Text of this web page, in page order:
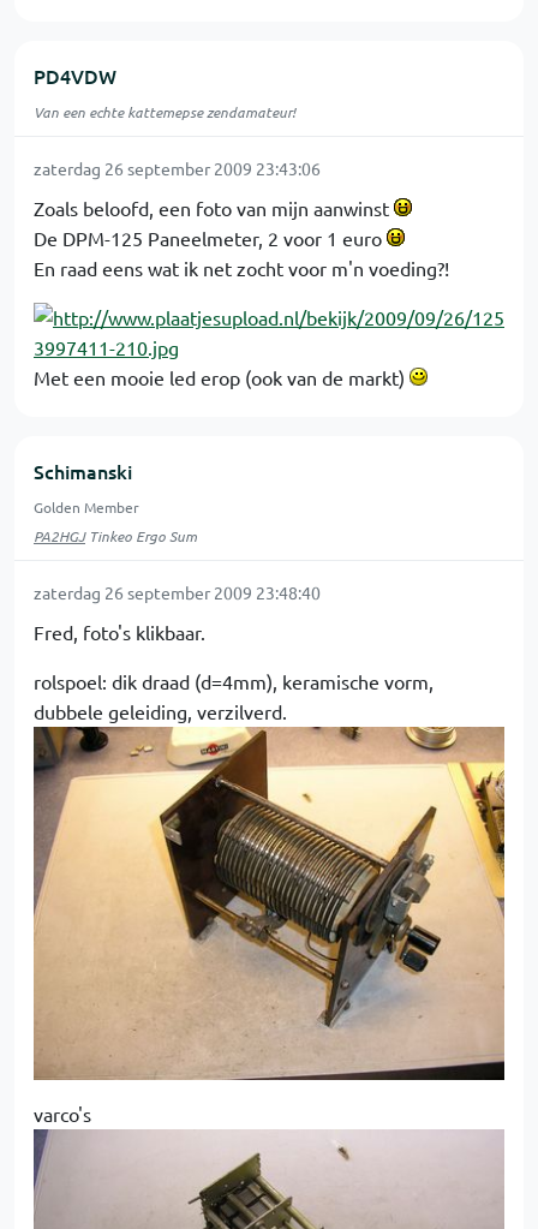
PD4VDW
Van een echte kattemepse zendamateur!
zaterdag 26 september 2009 23:43:06
Zoals beloofd, een foto van mijn aanwinst
De DPM-125 Paneelmeter, 2 voor 1 euro
En raad eens wat ik net zocht voor m'n voeding?!
Met een mooie led erop (ook van de markt)
Schimanski
Golden Member
PA2HGJTinkeo Ergo Sum
zaterdag 26 september 2009 23:48:40
Fred, foto's klikbaar.
rolspoel: dik draad (d=4mm), keramische vorm,
dubbele geleiding, verzilverd.
varco's